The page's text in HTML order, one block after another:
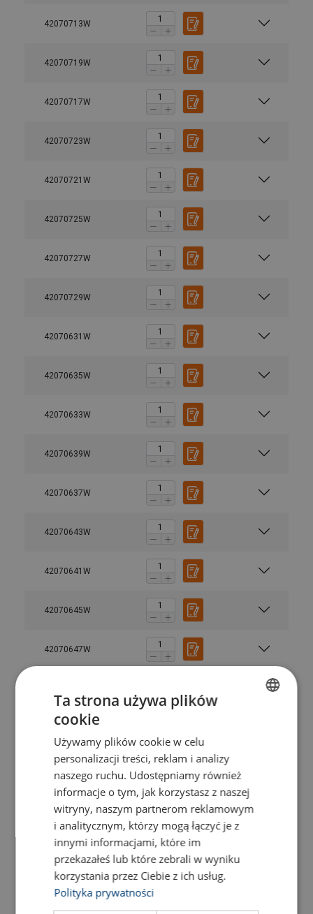
42070713W
42070719W
42070717W
42070723W
42070721W
42070725W
42070727W
42070729W
42070631W
42070635W
42070633W
42070639W
42070637W
42070643W
42070641W
42070645W
42070647W
42070651W
42070655W
42070653W
42070659W
42070657W
ENGLISH TRANSLATION
Ta strona używa plików
cookie
Używamy plików cookie w celu
personalizacji treści, reklam i analizy
naszego ruchu. Udostępniamy również
informacje o tym, jak korzystasz z naszej
witryny, naszym partnerom reklamowym
i analitycznym, którzy mogą łączyć je z
innymi informacjami, które im
przekazałeś lub które zebrali w wyniku
korzystania przez Ciebie z ich usług.
Polityka prywatności